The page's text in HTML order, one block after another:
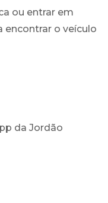
ou entrar em
encontrar o veículo
da Jordão